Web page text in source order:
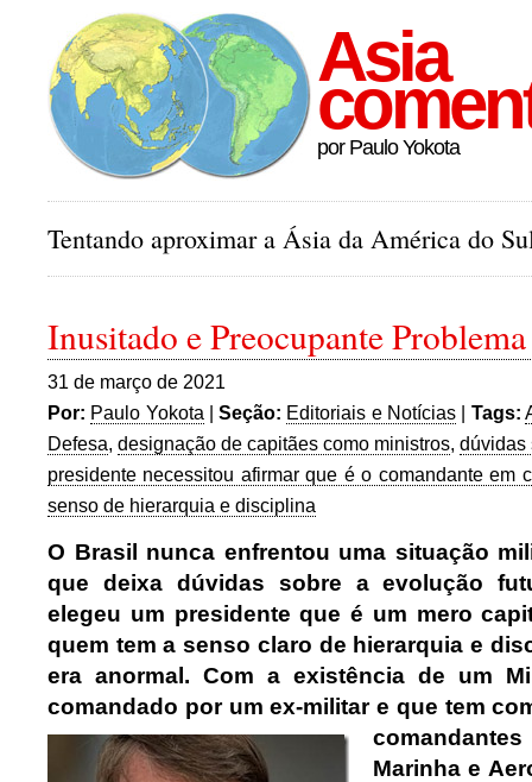
Asia
por Paulo Yokota
Tentando aproximar a Ásia da América do
Inusitado e Preocupante
31 de março de 2021
Por: Paulo Yokota |Seção: Editoriais e Notícias | Tags:
Defesa, designação de capitães como ministros, dúvidas
presidente necessitou afirmar que é o comandante em
senso de hierarquia e disciplina
O Brasil nunca enfrentou uma situação
que deixa dúvidas sobre a evolução
elegeu um presidente que é um mero
quem tem a senso claro de hierarquia e
era anormal. Com a existência de um
comandado por um ex-militar e que tem
Marinha e